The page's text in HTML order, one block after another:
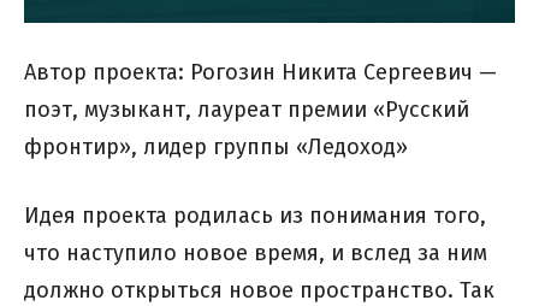
Автор проекта: Рогозин Никита Сергеевич —
поэт, музыкант, лауреат премии «Русский
фронтир», лидер группы «Ледоход»
Идея проекта родилась из понимания того,
что наступило новое время, и вслед за ним
должно открыться новое пространство. Так